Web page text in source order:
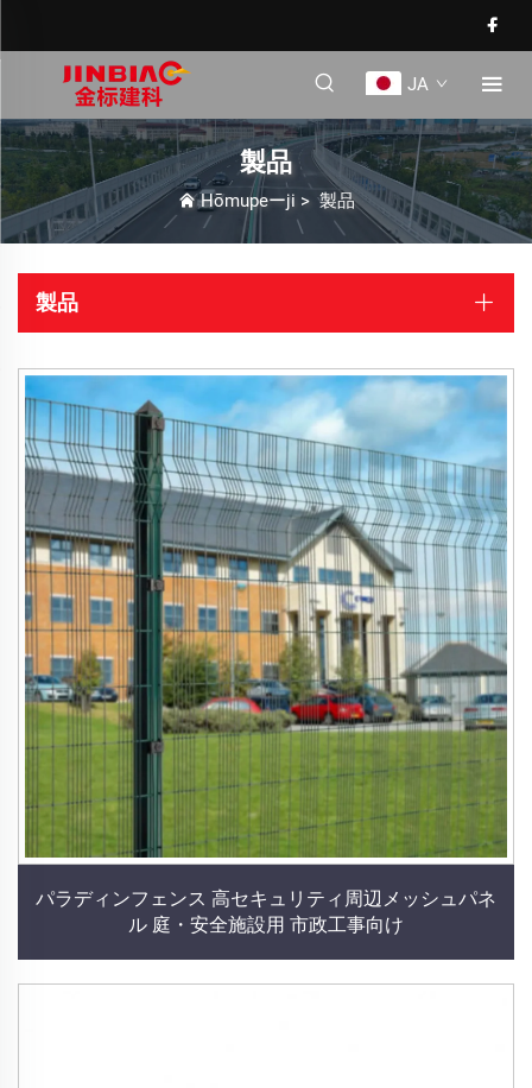
JA
製品
Hōmupeーji >製品
製品
パラディンフェンス 高セキュリティ周辺メッシュパネ
ル 庭・安全施設用 市政工事向け